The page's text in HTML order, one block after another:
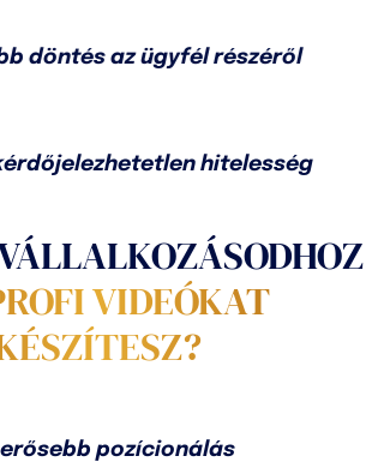
az ügyfél részéről
hitelesség
VIDEÓKAT
erősebb pozícionálás